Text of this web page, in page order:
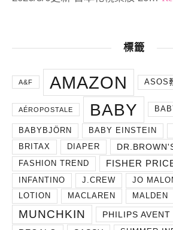
標籤
A&F AMAZON ASOS
AÉROPOSTALE BABY
BABYBJÖRN BABY EINSTEIN
BRITAX
DIAPER
FASHION TREND
FISHER
INFANTINO J.CREW JO
LOTION
MACLAREN MALDEN
MUNCHKIN PHILIPS AVENT